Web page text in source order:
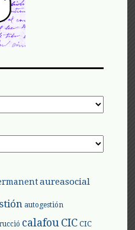
aureasocial
autogestión
calafouCIC CIC